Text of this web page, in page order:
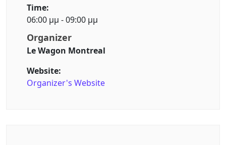
Time:
06:00 μμ - 09:00 μμ
Organizer
Le Wagon Montreal
Website:
Organizer's Website